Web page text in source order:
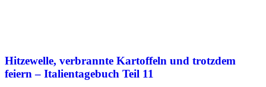
Hitzewelle, verbrannte Kartoffeln und trotzdem
feiern – Italientagebuch Teil 11